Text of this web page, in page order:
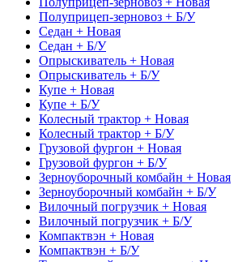
Полуприцеп-зерновоз + Б/У
Седан + Новая
Седан + Б/У
Опрыскиватель + Новая
Опрыскиватель + Б/У
Купе + Новая
Купе + Б/У
Колесный трактор + Новая
Колесный трактор + Б/У
Грузовой фургон + Новая
Грузовой фургон + Б/У
Зерноуборочный комбайн + Новая
Зерноуборочный комбайн + Б/У
Вилочный погрузчик + Новая
Вилочный погрузчик + Б/У
Компактвэн + Новая
Компактвэн + Б/У